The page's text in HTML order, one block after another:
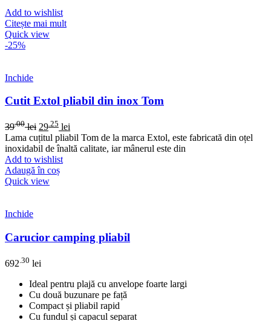
Add to wishlist
Citește mai mult
Quick view
-25%
Inchide
Cutit Extol pliabil din inox Tom
39.00 lei 29 .25 lei
Lama cuțitul pliabil Tom de la marca Extol, este fabricată din oțel
inoxidabil de înaltă calitate, iar mânerul este din
Add to wishlist
Adaugă în coș
Quick view
Inchide
Carucior camping pliabil
692 .30 lei
Ideal pentru plajă cu anvelope foarte largi
Cu două buzunare pe față
Compact și pliabil rapid
Cu fundul și capacul separat